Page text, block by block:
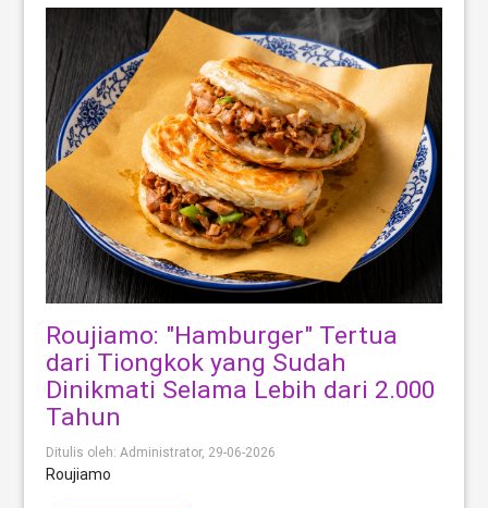
Roujiamo: "Hamburger" Tertua
dari Tiongkok yang Sudah
Dinikmati Selama Lebih dari 2.000
Tahun
Ditulis oleh: Administrator, 29-06-2026
Roujiamo